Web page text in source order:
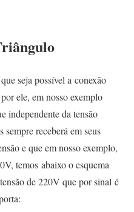
seja possível a conexão
ele, em nosso exemplo
independente da tensão
receberá em seus
e que em nosso exemplo,
temos abaixo o esquema
de 220V que por sinal é